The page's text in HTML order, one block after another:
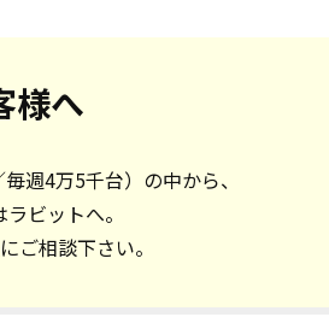
様へ
週4万5千台）の中から、
ビットへ。
ご相談下さい。